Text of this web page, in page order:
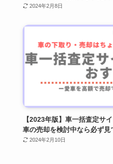
2024年2月8日
【2023年版】車一括査定サ
車の売却を検討中なら必ず見
2024年2月10日